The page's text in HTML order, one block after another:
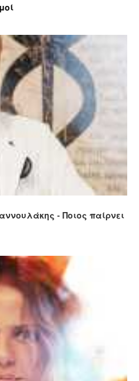
- Ποιος παίρνει